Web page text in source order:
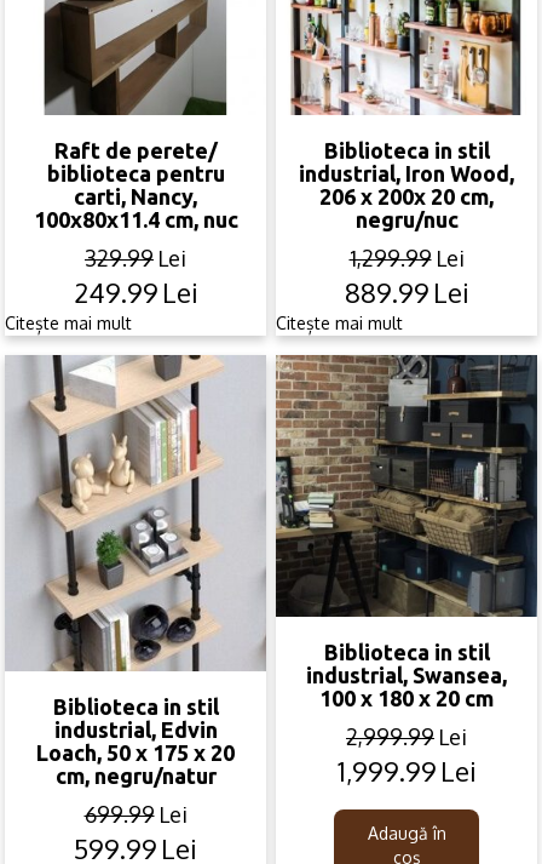
Raft de perete/
biblioteca pentru
carti, Nancy,
100x80x11.4 cm, nuc
329.99 Lei
Original
was:
329.99lei.
249.99 Lei
Current
is:
249.99lei.
Citește mai mult
Biblioteca in stil
industrial, Iron Wood,
206 x 200x 20 cm,
negru/nuc
1,299.99 Lei
Original
was:
1,299.99lei.
889.99 Lei
Current
is:
889.99lei.
Citește mai mult
Biblioteca in stil
industrial, Edvin
Loach, 50 x 175 x 20
cm, negru/natur
699.99 Lei
Original
599.99 Lei
Current
Biblioteca in stil
industrial, Swansea,
100 x 180 x 20 cm
2,999.99 Lei
Original
was:
1,999.99 Lei
Current
is:
Adaugă în
coș